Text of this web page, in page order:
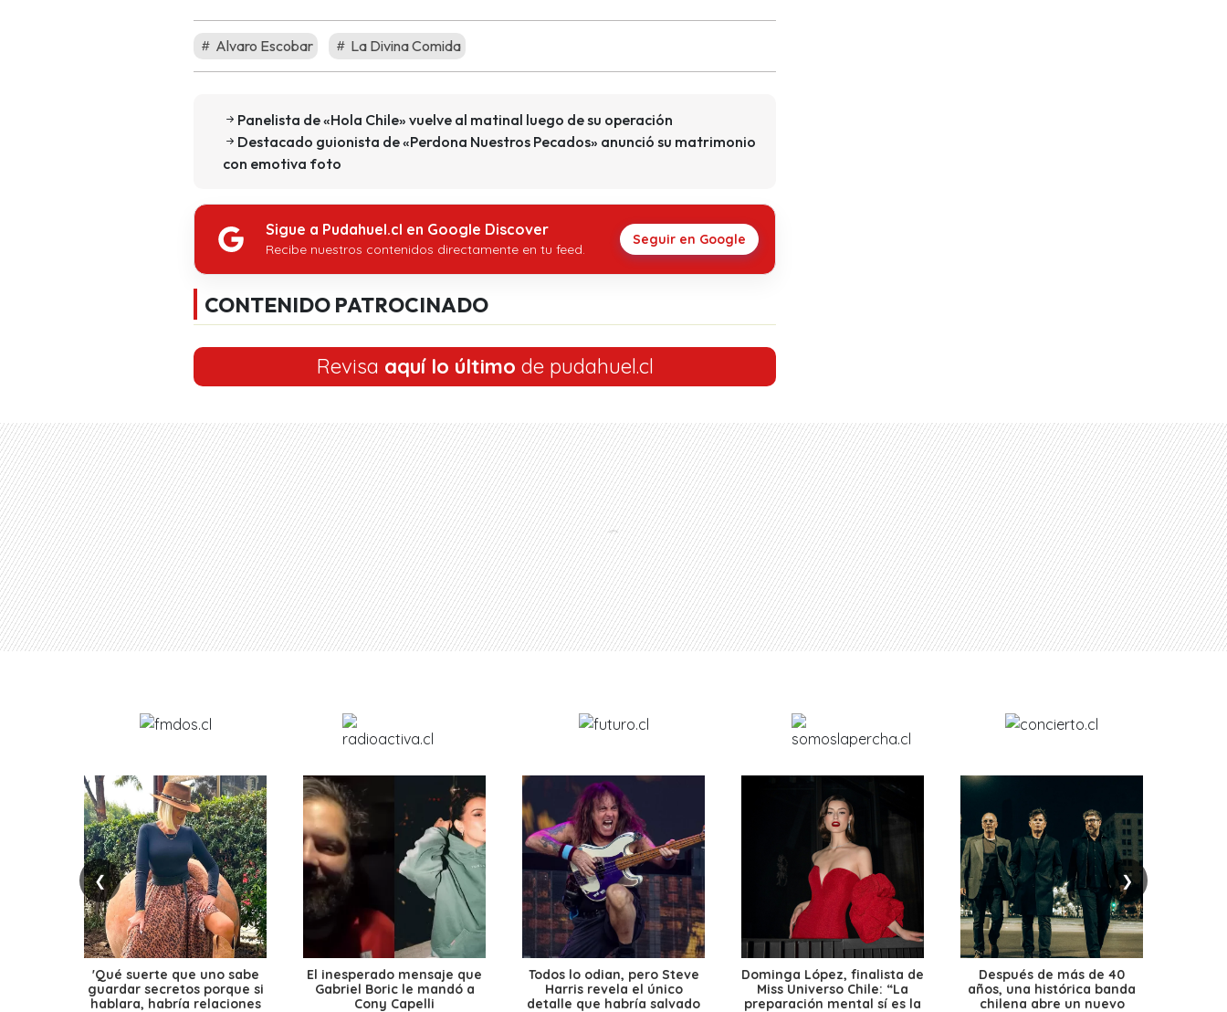
Alvaro Escobar La Divina Comida
Panelista de «Hola Chile» vuelve al matinal luego de su operación
Destacado guionista de «Perdona Nuestros Pecados» anunció su matrimonio
con emotiva foto
Sigue a Pudahuel.cl en Google Discover
Recibe nuestros contenidos directamente en tu feed.
Seguir en Google
CONTENIDO PATROCINADO
Revisa aquí lo último de pudahuel.cl
❮ ❯
'Qué suerte que uno sabe
guardar secretos porque si
hablara, habría relaciones
El inesperado mensaje que
Gabriel Boric le mandó a
Cony Capelli
Todos lo odian, pero Steve
Harris revela el único
detalle que habría salvado
Dominga López, finalista de
Miss Universo Chile: “La
preparación mental sí es la
Después de más de 40
años, una histórica banda
chilena abre un nuevo